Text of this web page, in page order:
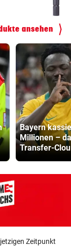
ansehen
Bayern
Millionen –
Transfer-Clou
Zeitpunkt